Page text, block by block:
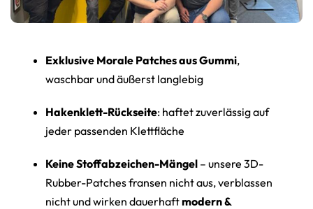
Exklusive Morale Patches aus Gummi,
waschbar und äußerst langlebig
Hakenklett-Rückseite: haftet zuverlässig auf
jeder passenden Klettfläche
Keine Stoffabzeichen-Mängel – unsere 3D-
Rubber-Patches fransen nicht aus, verblassen
nicht und wirken dauerhaftmodern &